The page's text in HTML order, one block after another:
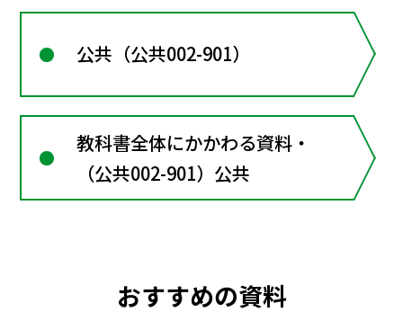
公共（公共002-901）
教科書全体にかかわる資料・
（公共002-901）公共
おすすめの資料